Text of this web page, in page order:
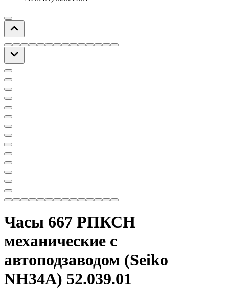
Часы 667 РПКСН
механические с
автоподзаводом (Seiko
NH34A) 52.039.01